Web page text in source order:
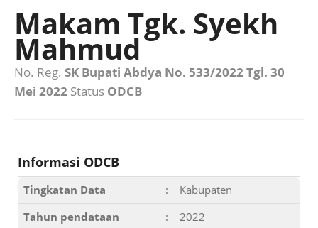
Makam Tgk. Syekh
Mahmud
No. Reg. SK Bupati Abdya No. 533/2022 Tgl. 30
Mei 2022 Status ODCB
Informasi ODCB
Tingkatan Data :
Kabupaten
Tahun pendataan
:
2022